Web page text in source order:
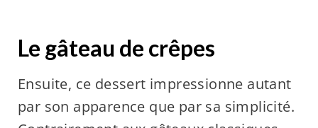
Le gâteau de crêpes
Ensuite, ce dessert impressionne autant
par son apparence que par sa simplicité.